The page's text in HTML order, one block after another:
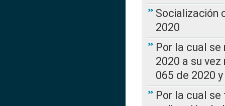
Socialización
2020
Por la cual se
2020 a su
065 de 2020
Por la cual